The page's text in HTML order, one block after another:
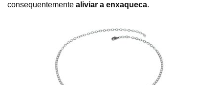
consequentemente aliviar a enxaqueca.